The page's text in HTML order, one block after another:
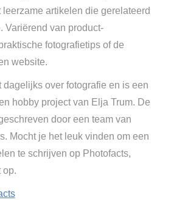
leerzame artikelen die gerelateerd
Variërend van product-
fotografietips of de
website.
dagelijks over fotografie en is een
hobby project van Elja Trum. De
door een team van
Mocht je het leuk vinden om een
te schrijven op Photofacts,
op.